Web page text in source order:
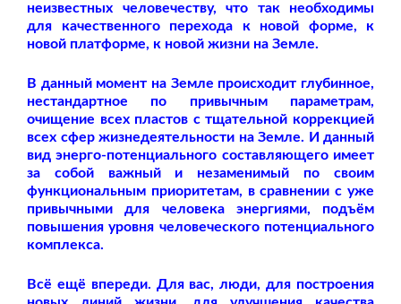
неизвестных человечеству, что так необходимы
для качественного перехода к новой форме, к
новой платформе, к новой жизни на Земле.
В данный момент на Земле происходит глубинное,
нестандартное по привычным параметрам,
очищение всех пластов с тщательной коррекцией
всех сфер жизнедеятельности на Земле. И данный
вид энерго-потенциального составляющего имеет
за собой важный и незаменимый по своим
функциональным приоритетам, в сравнении с уже
привычными для человека энергиями, подъём
повышения уровня человеческого потенциального
комплекса.
Всё ещё впереди. Для вас, люди, для построения